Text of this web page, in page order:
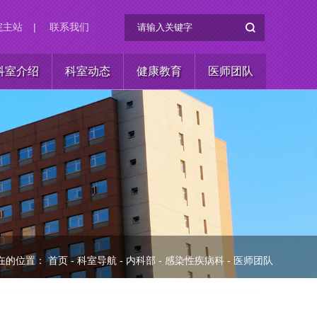
主站 | 联系我们
室介绍 科室动态 健康教育 医师团队
的位置：首页-科室导航 - 内科部 - 感染性疾病科 - 医师团队